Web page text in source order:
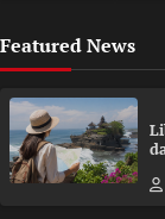
Featured News